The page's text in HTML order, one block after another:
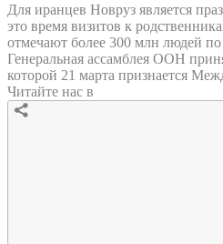
Для иранцев Новруз является
это время визитов к
отмечают более 300 млн людей
Генеральная ассамблея ООН
которой 21 марта признается
Читайте нас в